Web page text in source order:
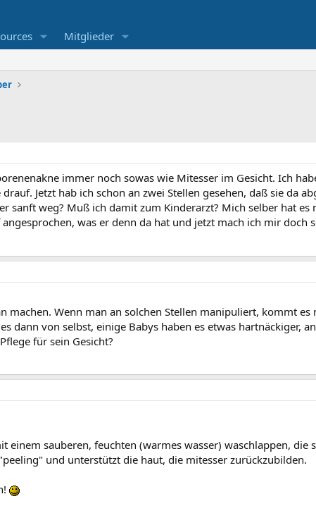
Mitglieder
immer noch sowas wie Mitesser im Gesicht. Ich
Jetzt hab ich schon an zwei Stellen gesehen, daß sie da
sanft weg? Muß ich damit zum Kinderarzt? Mich selber hat
was er denn da hat und jetzt mach ich mir doch
machen. Wenn man an solchen Stellen manipuliert, kommt
dann von selbst, einige Babys haben es etwas hartnäckiger,
für sein Gesicht?
einem sauberen, feuchten (warmes wasser) waschlappen,
und unterstützt die haut, die mitesser zurückzubilden.